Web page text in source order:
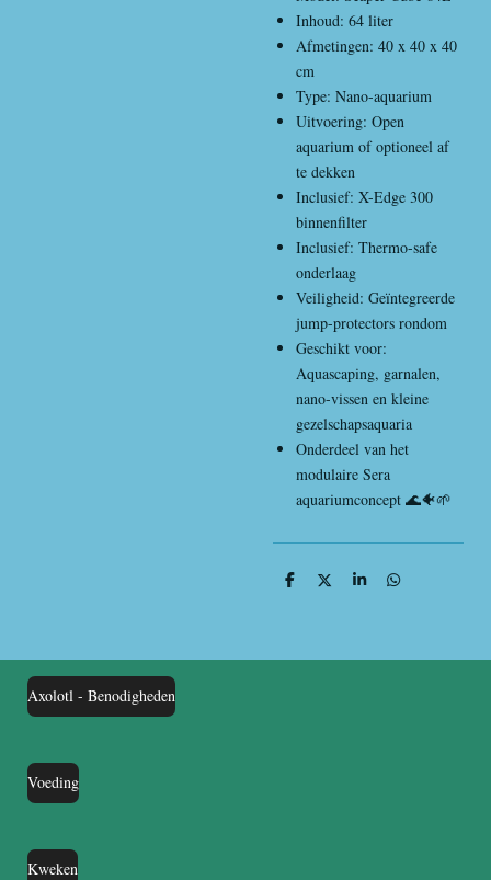
Inhoud: 64 liter
Afmetingen: 40 x 40 x 40
cm
Type: Nano-aquarium
Uitvoering: Open
aquarium of optioneel af
te dekken
Inclusief: X-Edge 300
binnenfilter
Inclusief: Thermo-safe
onderlaag
Veiligheid: Geïntegreerde
jump-protectors rondom
Geschikt voor:
Aquascaping, garnalen,
nano-vissen en kleine
gezelschapsaquaria
Onderdeel van het
modulaire Sera
aquariumconcept 🌊🐠🌱
D
D
S
D
Axolotl - Benodigheden
Voeding
Kweken